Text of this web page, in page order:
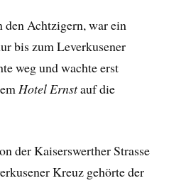
den Achtzigern, war ein
bis zum Leverkusener
weg und wachte erst
Hotel Ernstauf die
der Kaiserswerther Strasse
Kreuz gehörte der